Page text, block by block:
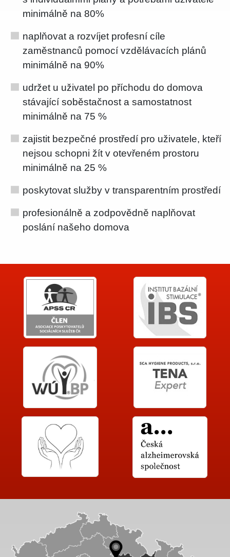
minimálně na 80%
naplňovat a rozvíjet profesní cíle
zaměstnanců pomocí vzdělávacích plánů
minimálně na 90%
udržet u uživatel po příchodu do domova
stávající soběstačnost a samostatnost
minimálně na 75 %
zajistit bezpečné prostředí pro uživatele, kteří
nejsou schopni žít v otevřeném prostoru
minimálně na 25 %
poskytovat služby v transparentním prostředí
profesionálně a zodpovědně naplňovat
poslání našeho domova